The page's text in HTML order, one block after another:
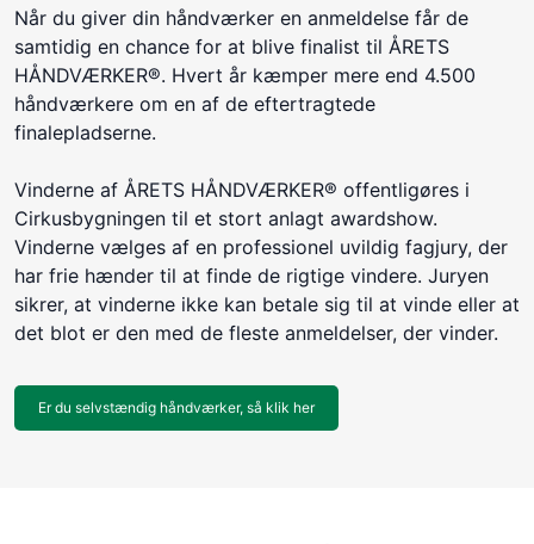
Når du giver din håndværker en anmeldelse får de
samtidig en chance for at blive finalist til ÅRETS
HÅNDVÆRKER®. Hvert år kæmper mere end 4.500
håndværkere om en af de eftertragtede
finalepladserne.
Vinderne af ÅRETS HÅNDVÆRKER® offentligøres i
Cirkusbygningen til et stort anlagt awardshow.
Vinderne vælges af en professionel uvildig fagjury, der
har frie hænder til at finde de rigtige vindere. Juryen
sikrer, at vinderne ikke kan betale sig til at vinde eller at
det blot er den med de fleste anmeldelser, der vinder.
Er du selvstændig håndværker, så klik her